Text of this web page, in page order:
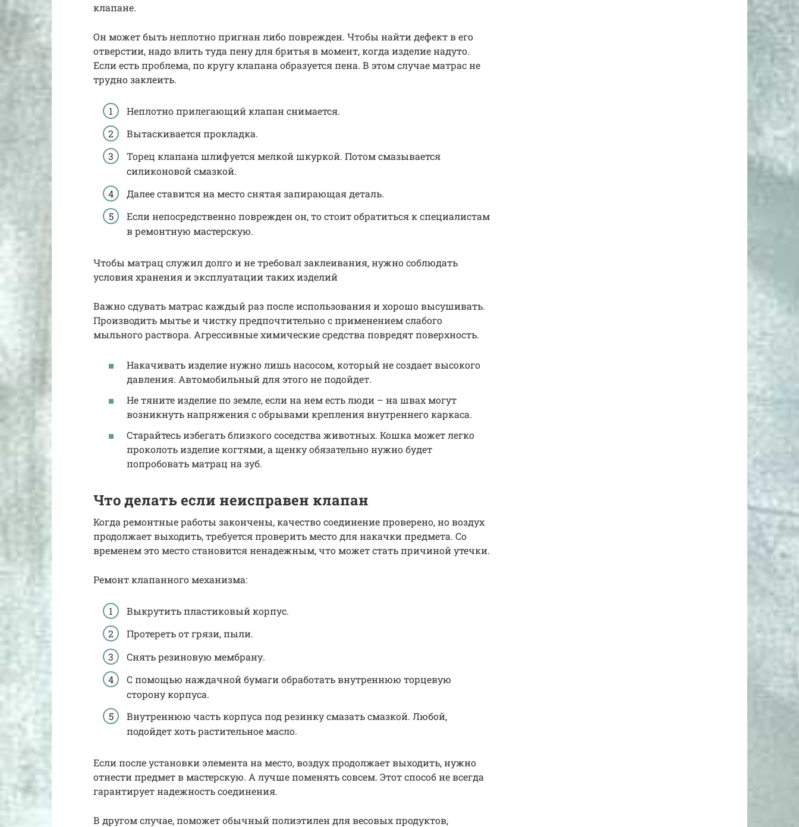
клапане.
Он может быть неплотно пригнан либо поврежден. Чтобы найти дефект в его
отверстии, надо влить туда пену для бритья в момент, когда изделие надуто.
Если есть проблема, по кругу клапана образуется пена. В этом случае матрас не
трудно заклеить.
Неплотно прилегающий клапан снимается.
Вытаскивается прокладка.
Торец клапана шлифуется мелкой шкуркой. Потом смазывается
силиконовой смазкой.
Далее ставится на место снятая запирающая деталь.
Если непосредственно поврежден он, то стоит обратиться к специалистам
в ремонтную мастерскую.
Чтобы матрац служил долго и не требовал заклеивания, нужно соблюдать
условия хранения и эксплуатации таких изделий
Важно сдувать матрас каждый раз после использования и хорошо высушивать.
Производить мытье и чистку предпочтительно с применением слабого
мыльного раствора. Агрессивные химические средства повредят поверхность.
Накачивать изделие нужно лишь насосом, который не создает высокого
давления. Автомобильный для этого не подойдет.
Не тяните изделие по земле, если на нем есть люди – на швах могут
возникнуть напряжения с обрывами крепления внутреннего каркаса.
Старайтесь избегать близкого соседства животных. Кошка может легко
проколоть изделие когтями, а щенку обязательно нужно будет
попробовать матрац на зуб.
Что делать если неисправен клапан
Когда ремонтные работы закончены, качество соединение проверено, но воздух
продолжает выходить, требуется проверить место для накачки предмета. Со
временем это место становится ненадежным, что может стать причиной утечки.
Ремонт клапанного механизма:
Выкрутить пластиковый корпус.
Протереть от грязи, пыли.
Снять резиновую мембрану.
С помощью наждачной бумаги обработать внутреннюю торцевую
сторону корпуса.
Внутреннюю часть корпуса под резинку смазать смазкой. Любой,
подойдет хоть растительное масло.
Если после установки элемента на место, воздух продолжает выходить, нужно
отнести предмет в мастерскую. А лучше поменять совсем. Этот способ не всегда
гарантирует надежность соединения.
В другом случае, поможет обычный полиэтилен для весовых продуктов,